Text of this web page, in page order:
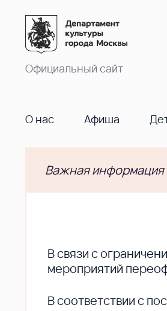
Официальный сайт
О нас Афиша
Важная информация
В cвязи с
мероприятий
В соответствии с